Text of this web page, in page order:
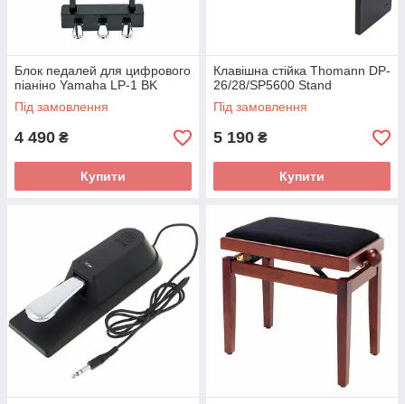
Блок педалей для цифрового
піаніно Yamaha LP-1 BK
Під замовлення
4 490 ₴
Купити
Клавішна стійка Thomann DP-
26/28/SP5600 Stand
Під замовлення
5 190 ₴
Купити